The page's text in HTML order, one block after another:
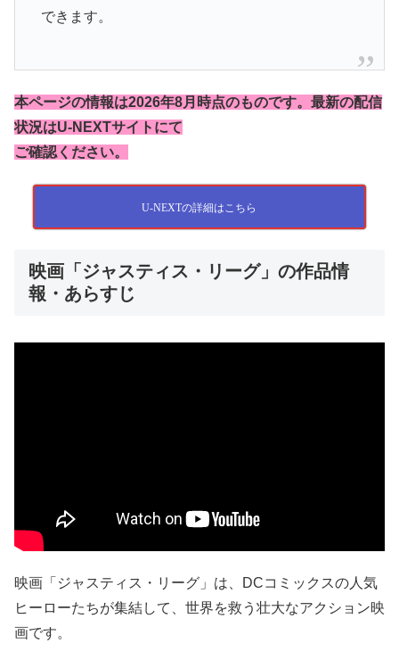
できます。
本ページの情報は2026年8月時点のものです。最新の配信
状況はU-NEXTサイトにて
ご確認ください。
U-NEXTの詳細はこちら
映画「ジャスティス・リーグ」の作品情
報・あらすじ
映画「ジャスティス・リーグ」は、DCコミックスの人気
ヒーローたちが集結して、世界を救う壮大なアクション映
画です。